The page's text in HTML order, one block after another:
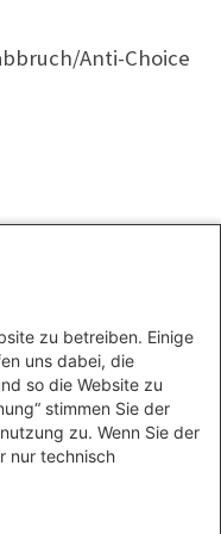
Anti-Choice
zu betreiben. Einige
uns dabei, die
so die Website zu
stimmen Sie der
zu. Wenn Sie der
nur technisch